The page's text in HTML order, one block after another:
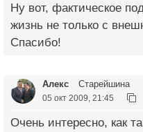
Ну вот, фактическое
жизнь не только с
Спасибо!
Алекс Старейшина
05 окт 2009, 21:45
Очень интересно, как